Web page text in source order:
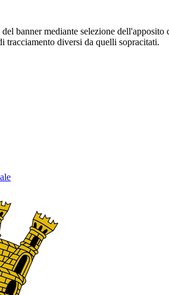
banner mediante selezione
tracciamento diversi da quelli sopracitati.